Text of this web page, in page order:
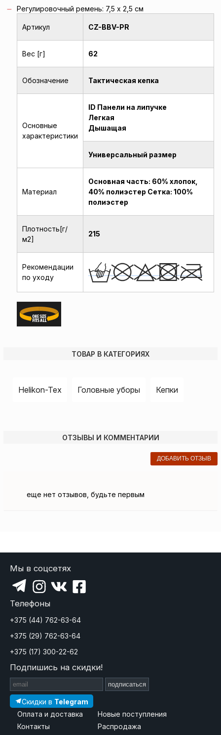
Регулировочный ремень: 7,5 х 2,5 см
Артикул CZ-BBV-PR
Вес [г] 62
Обозначение Тактическая кепка
Основные
характеристики
ID Панели на липучке
Легкая
Дышащая
Универсальный размер
Материал
Основная часть: 60% хлопок,
40% полиэстер Сетка: 100%
полиэстер
Плотность[г/
м2]
215
Рекомендации
по уходу
ТОВАР В КАТЕГОРИЯХ
Helikon-Tex Головные уборы Кепки
ОТЗЫВЫ И КОММЕНТАРИИ
ДОБАВИТЬ ОТЗЫВ
еще нет отзывов, будьте первым
Мы в соцсетях
Телефоны
+375 (44) 762-63-64
+375 (29) 762-63-64
+375 (17) 300-22-62
Подпишись на скидки!
подписаться
Скидки в Telegram
Оплата и доставка
Контакты
Новые поступления
Распродажа